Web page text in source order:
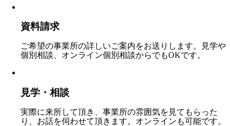
資料請求
ご希望の事業所の詳しいご案内をお送りします。見学や
個別相談、オンライン個別相談からでもOKです。
見学・相談
実際に来所して頂き、事業所の雰囲気を見てもらった
り、お話を伺わせて頂きます。オンラインも可能です。